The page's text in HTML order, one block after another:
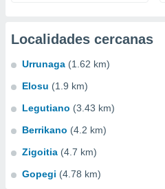
Localidades cercanas
Urrunaga (1.62 km)
Elosu (1.9 km)
Legutiano (3.43 km)
Berrikano (4.2 km)
Zigoitia (4.7 km)
Gopegi (4.78 km)